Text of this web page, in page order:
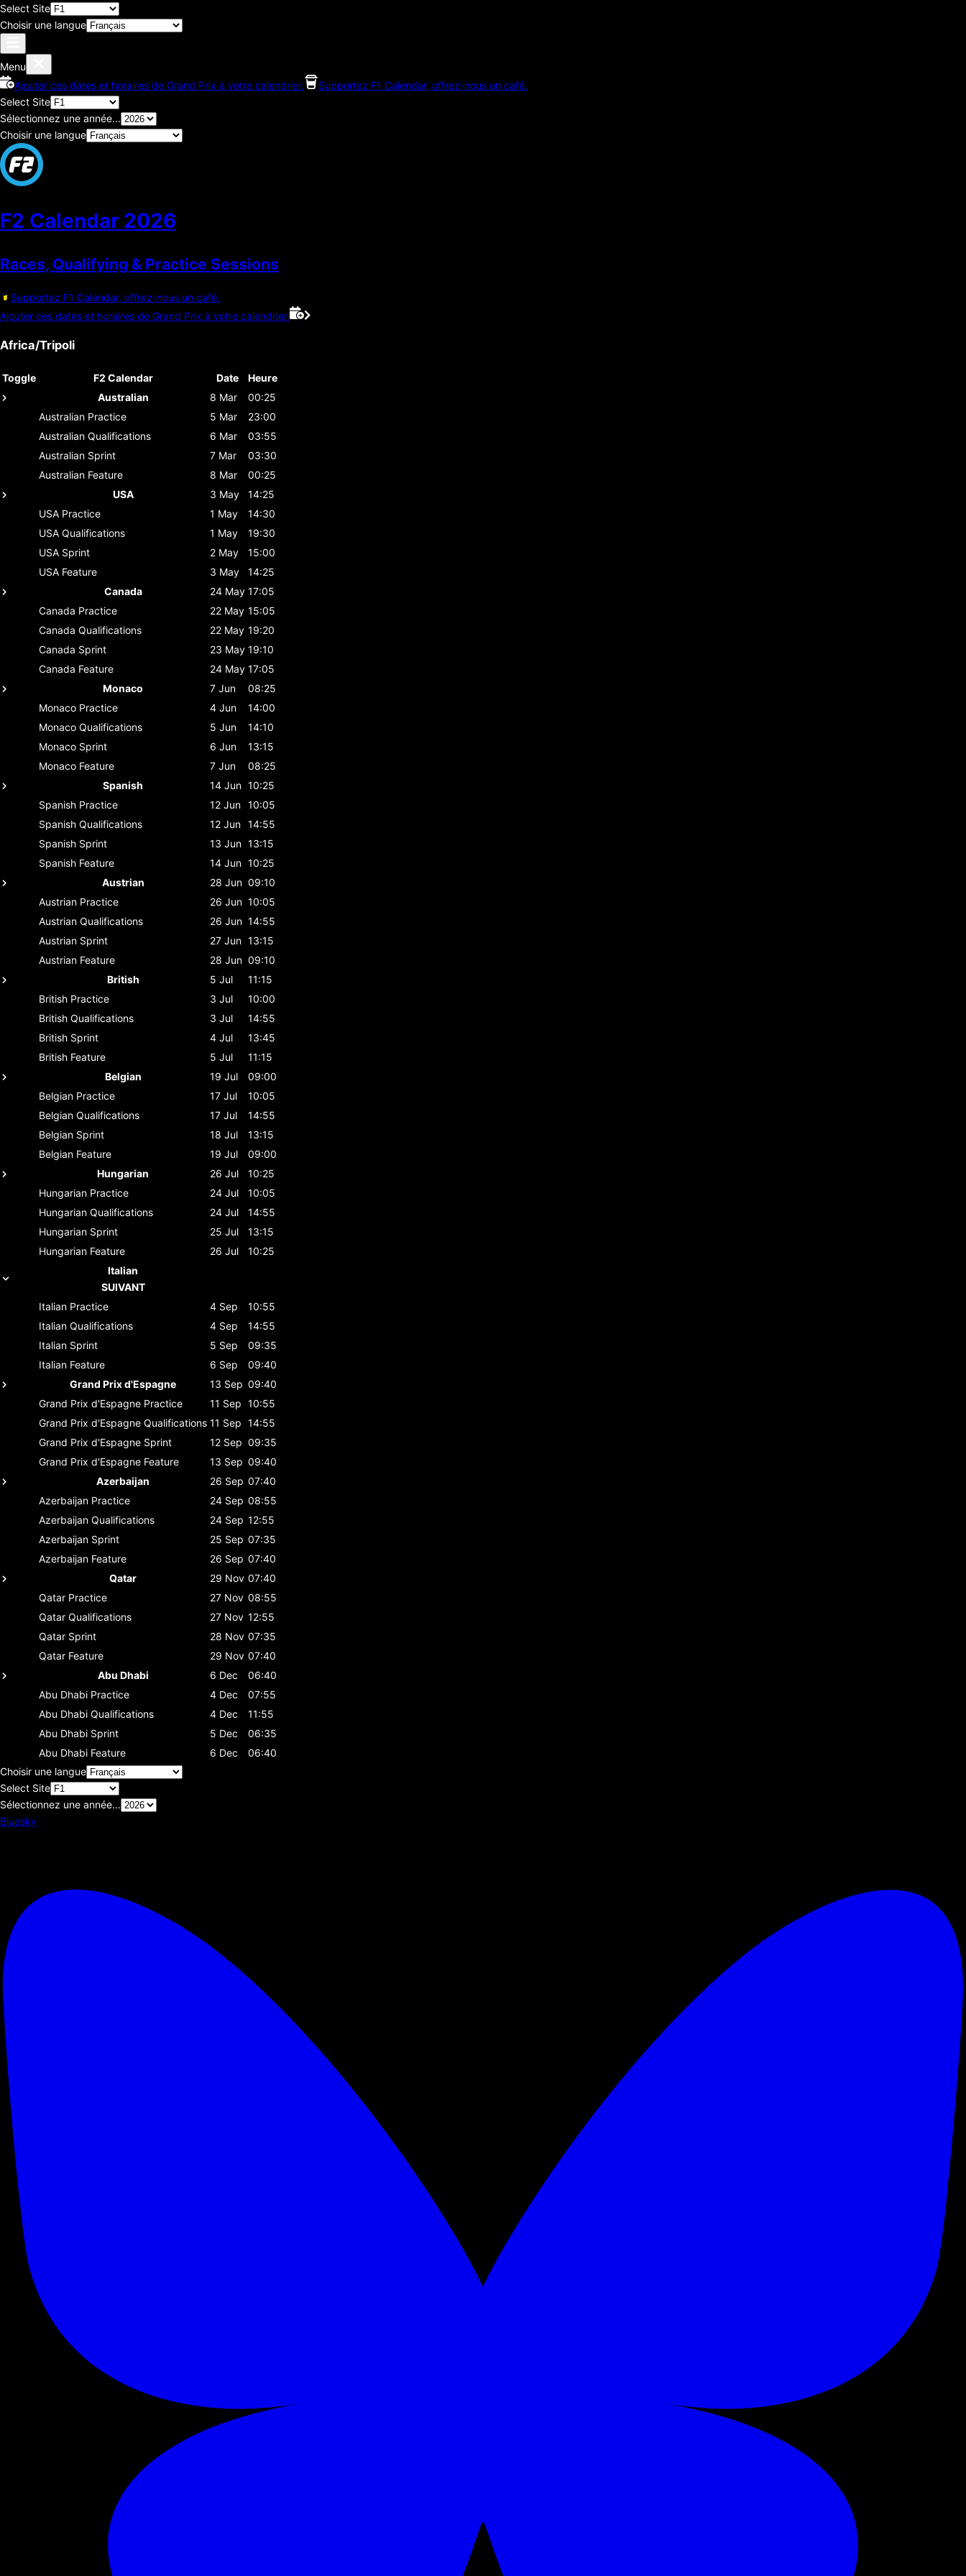
Select Site
Choisir une langue
Menu
Ajouter ces dates et horaires de Grand Prix à votre calendrier.
Supportez F1 Calendar, offrez-nous un café.
Select Site
Sélectionnez une année...
Choisir une langue
F2 Calendar 2026
Races, Qualifying & Practice Sessions
Supportez F1 Calendar, offrez-nous un café.
Ajouter ces dates et horaires de Grand Prix à votre calendrier.
Africa/Tripoli
Toggle F2 Calendar Date
Heure
Australian
8 Mar
00:25
Australian Practice 5 Mar
23:00
Australian Qualifications 6 Mar
03:55
Australian Sprint 7 Mar
03:30
Australian Feature 8 Mar
00:25
USA
3 May
14:25
USA Practice 1 May
14:30
USA Qualifications 1 May
19:30
USA Sprint 2 May
15:00
USA Feature 3 May
14:25
Canada
24 May 17:05
Canada Practice 22 May 15:05
Canada Qualifications 22 May 19:20
Canada Sprint 23 May 19:10
Canada Feature 24 May 17:05
Monaco
7 Jun
08:25
Monaco Practice 4 Jun
14:00
Monaco Qualifications 5 Jun
14:10
Monaco Sprint 6 Jun
13:15
Monaco Feature 7 Jun
08:25
Spanish
14 Jun 10:25
Spanish Practice 12 Jun 10:05
Spanish Qualifications 12 Jun 14:55
Spanish Sprint 13 Jun 13:15
Spanish Feature 14 Jun 10:25
Austrian
28 Jun 09:10
Austrian Practice 26 Jun 10:05
Austrian Qualifications 26 Jun 14:55
Austrian Sprint 27 Jun 13:15
Austrian Feature 28 Jun 09:10
British
5 Jul
11:15
British Practice 3 Jul
10:00
British Qualifications 3 Jul
14:55
British Sprint 4 Jul
13:45
British Feature 5 Jul
11:15
Belgian
19 Jul
09:00
Belgian Practice 17 Jul
10:05
Belgian Qualifications 17 Jul
14:55
Belgian Sprint 18 Jul
13:15
Belgian Feature 19 Jul
09:00
Hungarian
26 Jul
10:25
Hungarian Practice 24 Jul
10:05
Hungarian Qualifications 24 Jul
14:55
Hungarian Sprint 25 Jul
13:15
Hungarian Feature 26 Jul
10:25
Italian
SUIVANT
Italian Practice 4 Sep
10:55
Italian Qualifications 4 Sep
14:55
Italian Sprint 5 Sep
09:35
Italian Feature 6 Sep
09:40
Grand Prix d'Espagne
13 Sep 09:40
Grand Prix d'Espagne Practice 11 Sep 10:55
Grand Prix d'Espagne Qualifications 11 Sep 14:55
Grand Prix d'Espagne Sprint 12 Sep 09:35
Grand Prix d'Espagne Feature 13 Sep 09:40
Azerbaijan
26 Sep 07:40
Azerbaijan Practice 24 Sep 08:55
Azerbaijan Qualifications 24 Sep 12:55
Azerbaijan Sprint 25 Sep 07:35
Azerbaijan Feature 26 Sep 07:40
Qatar
29 Nov 07:40
Qatar Practice 27 Nov 08:55
Qatar Qualifications 27 Nov 12:55
Qatar Sprint 28 Nov 07:35
Qatar Feature 29 Nov 07:40
Abu Dhabi
6 Dec
06:40
Abu Dhabi Practice 4 Dec
07:55
Abu Dhabi Qualifications 4 Dec
11:55
Abu Dhabi Sprint 5 Dec
06:35
Abu Dhabi Feature 6 Dec
06:40
Choisir une langue
Select Site
Sélectionnez une année...
Bluesky